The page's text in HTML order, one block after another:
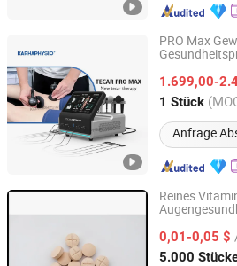
PRO Max
1.699,00-
1 Stück
Anfrage
Guangzhou Kapha Electronic
Guangdong, China
Reines
0,01-0,05 $
5.000
Qingdao Guohai Bio-
Shandong, China Seit